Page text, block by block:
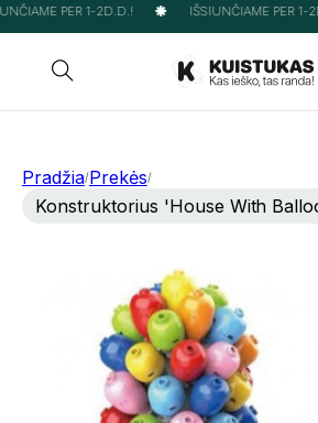
PER 1-2D.D.! IŠSIUNČIAME PER 1-
Pradžia/Prekės/
Konstruktorius 'House With